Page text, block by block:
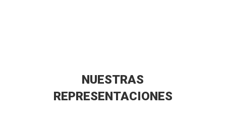
NUESTRAS
REPRESENTACIONES